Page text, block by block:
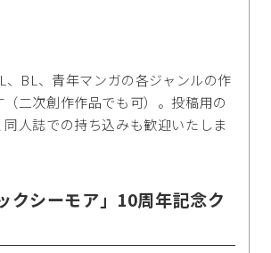
、BL、青年マンガの各ジャンルの作
二次創作作品でも可）。投稿用の
人誌での持ち込みも歓迎いたしま
クシーモア」10周年記念ク